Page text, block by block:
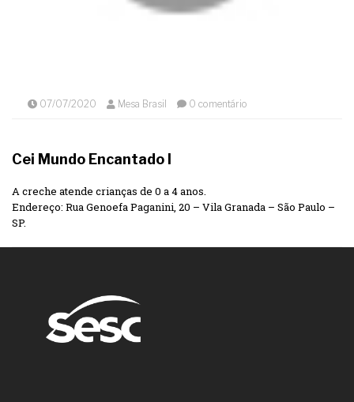
07/07/2020 Mesa Brasil 0 comentário
Cei Mundo Encantado I
A creche atende crianças de 0 a 4 anos.
Endereço: Rua Genoefa Paganini, 20 – Vila Granada – São Paulo –
SP.